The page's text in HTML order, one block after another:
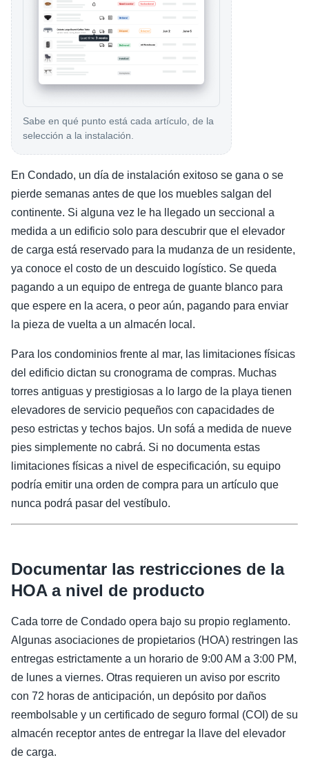
Sabe en qué punto está cada artículo, de la
selección a la instalación.
En Condado, un día de instalación exitoso se gana o se
pierde semanas antes de que los muebles salgan del
continente. Si alguna vez le ha llegado un seccional a
medida a un edificio solo para descubrir que el elevador
de carga está reservado para la mudanza de un residente,
ya conoce el costo de un descuido logístico. Se queda
pagando a un equipo de entrega de guante blanco para
que espere en la acera, o peor aún, pagando para enviar
la pieza de vuelta a un almacén local.
Para los condominios frente al mar, las limitaciones físicas
del edificio dictan su cronograma de compras. Muchas
torres antiguas y prestigiosas a lo largo de la playa tienen
elevadores de servicio pequeños con capacidades de
peso estrictas y techos bajos. Un sofá a medida de nueve
pies simplemente no cabrá. Si no documenta estas
limitaciones físicas a nivel de especificación, su equipo
podría emitir una orden de compra para un artículo que
nunca podrá pasar del vestíbulo.
Documentar las restricciones de la
HOA a nivel de producto
Cada torre de Condado opera bajo su propio reglamento.
Algunas asociaciones de propietarios (HOA) restringen las
entregas estrictamente a un horario de 9:00 AM a 3:00 PM,
de lunes a viernes. Otras requieren un aviso por escrito
con 72 horas de anticipación, un depósito por daños
reembolsable y un certificado de seguro formal (COI) de su
almacén receptor antes de entregar la llave del elevador
de carga.